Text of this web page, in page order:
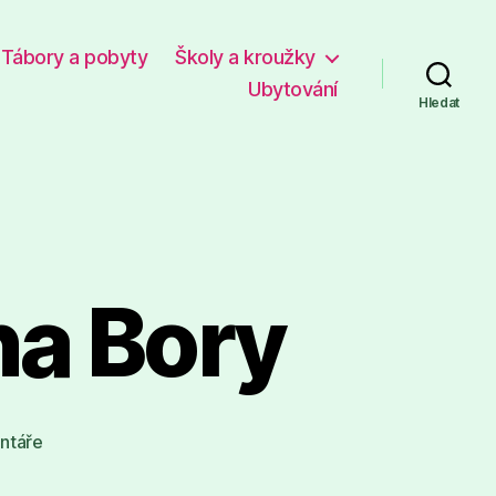
Tábory a pobyty
Školy a kroužky
Ubytování
Hledat
Bory
u